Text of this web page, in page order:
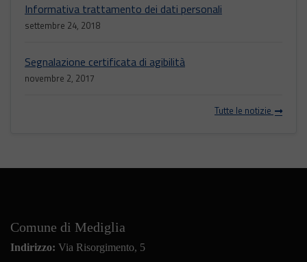
Informativa trattamento dei dati personali
settembre 24, 2018
Segnalazione certificata di agibilità
novembre 2, 2017
Tutte le notizie
Comune di Mediglia
Indirizzo: Via Risorgimento, 5